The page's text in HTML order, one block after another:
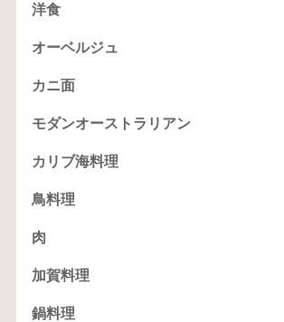
洋食
オーベルジュ
カニ面
モダンオーストラリアン
カリブ海料理
鳥料理
肉
加賀料理
鍋料理